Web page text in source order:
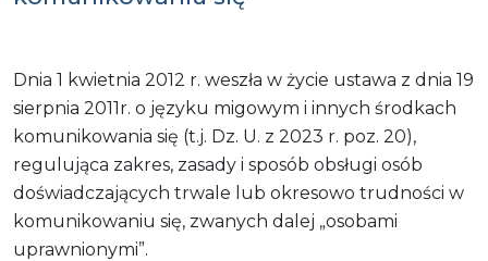
Dnia 1 kwietnia 2012 r. weszła w życie ustawa z dnia 19
sierpnia 2011r. o języku migowym i innych środkach
komunikowania się (t.j. Dz. U. z 2023 r. poz. 20),
regulująca zakres, zasady i sposób obsługi osób
doświadczających trwale lub okresowo trudności w
komunikowaniu się, zwanych dalej „osobami
uprawnionymi”.